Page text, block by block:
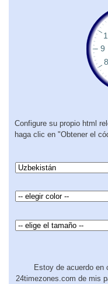
Configure su propio html
haga clic en "Obtener el
Estoy de acuerdo en
24timezones.com de mis